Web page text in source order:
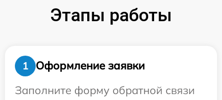
Этапы работы
1
Оформление заявки
Заполните форму обратной связи